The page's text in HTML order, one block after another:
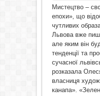
Мистецтво –
епохи», що
чутливих
Львова вже
але яким він
тенденції та
сучасної
розказала
власниця
канапа».